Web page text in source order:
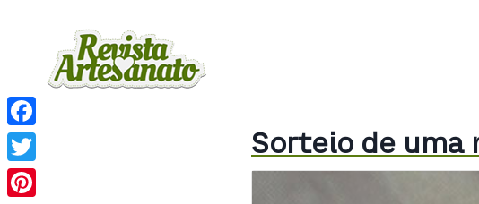
Sorteio de uma
Facebook
Twitter